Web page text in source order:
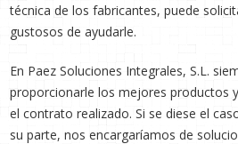
técnica de los fabricantes, puede
gustosos de ayudarle.
En Paez Soluciones Integrales, S.L.
proporcionarle los mejores productos
el contrato realizado. Si se diese el
su parte, nos encargaríamos de